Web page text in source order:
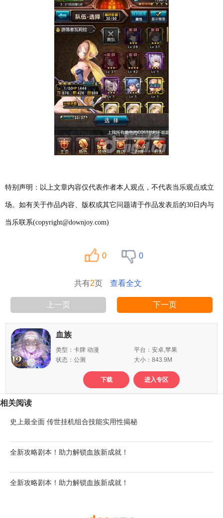
特别声明：以上文章内容仅代表作者本人观点，不代表当乐观点或立
场。如有关于作品内容、版权或其它问题请于作品发表后的30日内与
当乐联系(copyright@downjoy.com)
0 0
共有2页 查看全文
上一页 下一页
血族
类型：卡牌 动漫
平台：安卓,苹果
状态：公测
大小：843.9M
下载 进入专区
相关阅读
史上最全面 传世挂机组合技能实用性揭秘
全新攻略剧本！助力解锁血族新成就！
全新攻略剧本！助力解锁血族新成就！